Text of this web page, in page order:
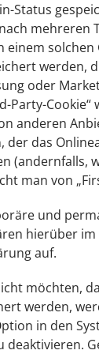
Status
mehreren
einem
werden,
oder
Party-Cookie“
anderen
der das
(andernfalls,
man von
und
hierüber
auf.
möchten,
werden,
in den
deaktivieren.